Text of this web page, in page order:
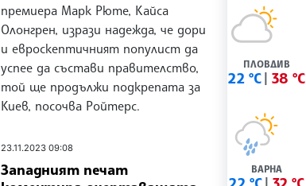
премиера Марк Рюте, Кайса
Олонгрен, изрази надежда, че дори
и евроскептичният популист да
успее да състави правителство,
той ще продължи подкрепата за
Киев, посочва Ройтерс.
23.11.2023 09:08
Западният печат
ПЛОВДИВ
22 °C 38 °C
ВАРНА